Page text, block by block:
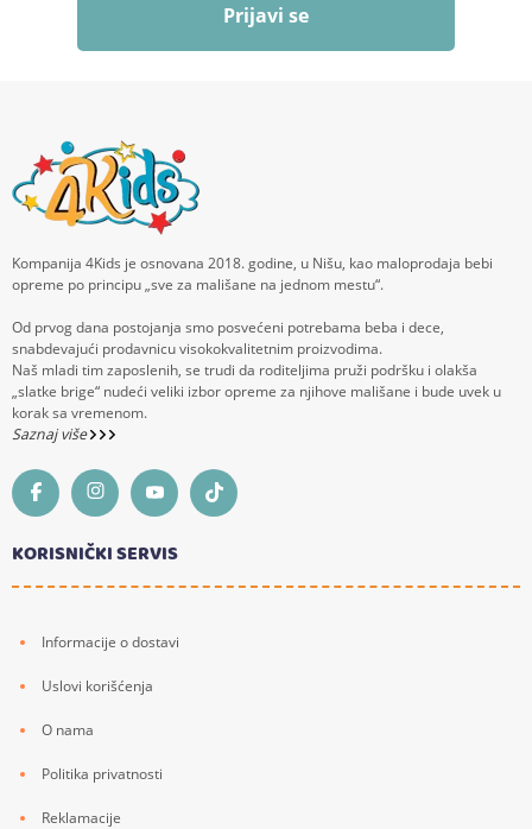
Prijavi se
Kompanija 4Kids je osnovana 2018. godine, u Nišu, kao maloprodaja bebi
opreme po principu „sve za mališane na jednom mestu“.
Od prvog dana postojanja smo posvećeni potrebama beba i dece,
snabdevajući prodavnicu visokokvalitetnim proizvodima.
Naš mladi tim zaposlenih, se trudi da roditeljima pruži podršku i olakša
„slatke brige“ nudeći veliki izbor opreme za njihove mališane i bude uvek u
korak sa vremenom.
Saznaj više
KORISNIČKI SERVIS
Informacije o dostavi
Uslovi korišćenja
O nama
Politika privatnosti
Reklamacije